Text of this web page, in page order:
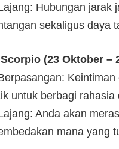
Hubungan jarak
sekaligus daya
(23 Oktober –
untuk berbagi
Anda akan
mana yang